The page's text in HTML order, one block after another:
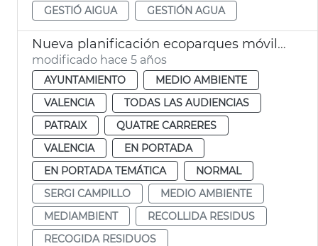
GESTIÓ AIGUA
GESTIÓN AGUA
Nueva planificación ecoparques móviles municipales
modificado hace 5 años
AYUNTAMIENTO
MEDIO AMBIENTE
VALENCIA
TODAS LAS AUDIENCIAS
PATRAIX
QUATRE CARRERES
VALENCIA
EN PORTADA
EN PORTADA TEMÁTICA
NORMAL
SERGI CAMPILLO
MEDIO AMBIENTE
MEDIAMBIENT
RECOLLIDA RESIDUS
RECOGIDA RESIDUOS